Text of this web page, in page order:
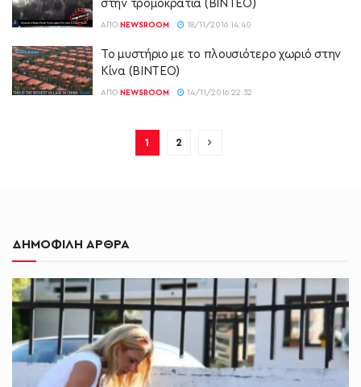
στην τρομοκρατία (ΒΙΝΤΕΟ)
ΑΠΌ NEWSROOM 18/11/2016 14:40
Το μυστήριο με το πλουσιότερο χωριό στην
Κίνα (ΒΙΝΤΕΟ)
ΑΠΌ NEWSROOM 14/11/2016 22:32
1 2
ΔΗΜΟΦΙΛΗ ΑΡΘΡΑ